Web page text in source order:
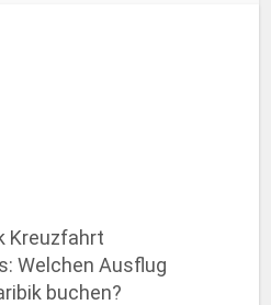
Kreuzfahrt
Welchen Ausflug
buchen?